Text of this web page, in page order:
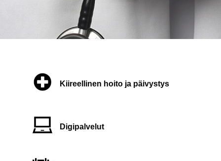
Kiireellinen hoito ja päivystys
Digipalvelut